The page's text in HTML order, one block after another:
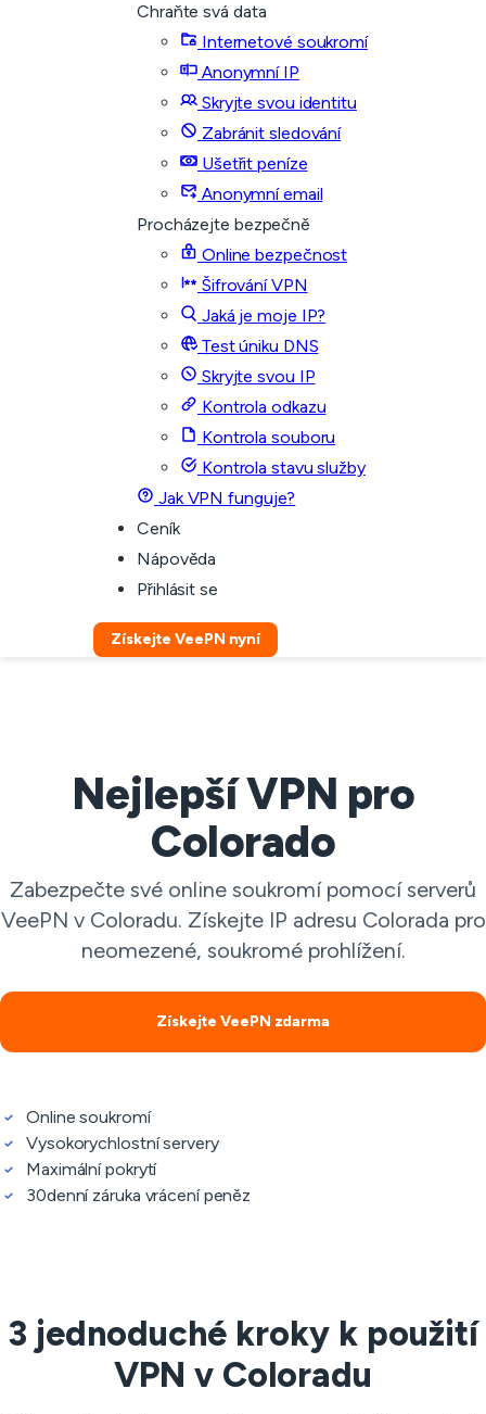
Chraňte svá data
Internetové soukromí
Anonymní IP
Skryjte svou identitu
Zabránit sledování
Ušetřit peníze
Anonymní email
Procházejte bezpečně
Online bezpečnost
Šifrování VPN
Jaká je moje IP?
Test úniku DNS
Skryjte svou IP
Kontrola odkazu
Kontrola souboru
Kontrola stavu služby
Jak VPN funguje?
Ceník
Nápověda
Přihlásit se
Získejte VeePN nyní
Nejlepší VPN pro
Colorado
Zabezpečte své online soukromí pomocí serverů
VeePN v Coloradu. Získejte IP adresu Colorada pro
neomezené, soukromé prohlížení.
Získejte VeePN zdarma
Online soukromí
Vysokorychlostní servery
Maximální pokrytí
30denní záruka vrácení peněz
3 jednoduché kroky k použití
VPN v Coloradu